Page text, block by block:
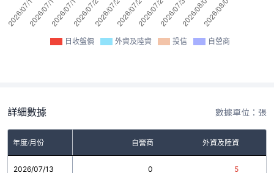
日收盤價 外資及陸資 投信 自營商
詳細數據 數據單位：張
年度/月份 自營商 外資及陸資
2026/07/13 0 5